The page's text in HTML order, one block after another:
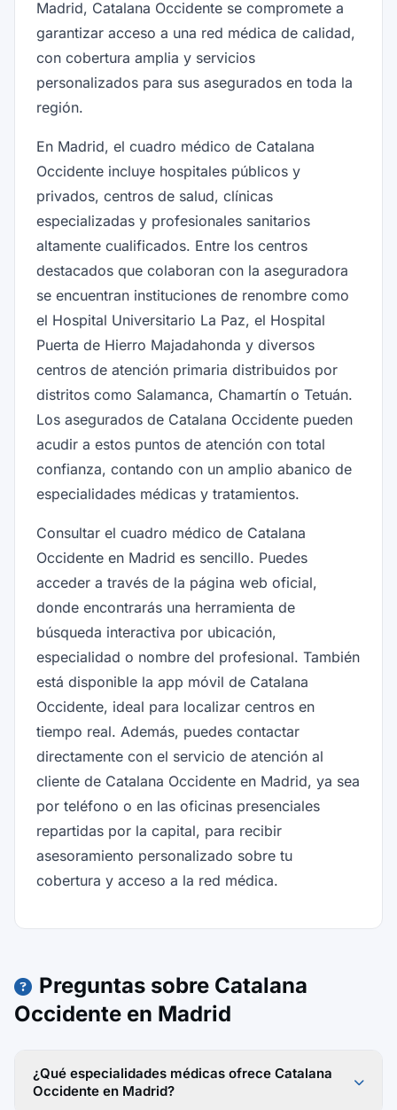
Madrid, Catalana Occidente se compromete a
garantizar acceso a una red médica de calidad,
con cobertura amplia y servicios
personalizados para sus asegurados en toda la
región.
En Madrid, el cuadro médico de Catalana
Occidente incluye hospitales públicos y
privados, centros de salud, clínicas
especializadas y profesionales sanitarios
altamente cualificados. Entre los centros
destacados que colaboran con la aseguradora
se encuentran instituciones de renombre como
el Hospital Universitario La Paz, el Hospital
Puerta de Hierro Majadahonda y diversos
centros de atención primaria distribuidos por
distritos como Salamanca, Chamartín o Tetuán.
Los asegurados de Catalana Occidente pueden
acudir a estos puntos de atención con total
confianza, contando con un amplio abanico de
especialidades médicas y tratamientos.
Consultar el cuadro médico de Catalana
Occidente en Madrid es sencillo. Puedes
acceder a través de la página web oficial,
donde encontrarás una herramienta de
búsqueda interactiva por ubicación,
especialidad o nombre del profesional. También
está disponible la app móvil de Catalana
Occidente, ideal para localizar centros en
tiempo real. Además, puedes contactar
directamente con el servicio de atención al
cliente de Catalana Occidente en Madrid, ya sea
por teléfono o en las oficinas presenciales
repartidas por la capital, para recibir
asesoramiento personalizado sobre tu
cobertura y acceso a la red médica.
Preguntas sobre Catalana
Occidente en Madrid
¿Qué especialidades médicas ofrece Catalana
Occidente en Madrid?